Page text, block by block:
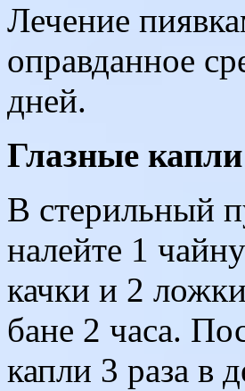
Лечение
оправданное
дней.
Глазные капли
В стерильный
налейте 1
качки и 2
бане 2 часа.
капли 3 раза в